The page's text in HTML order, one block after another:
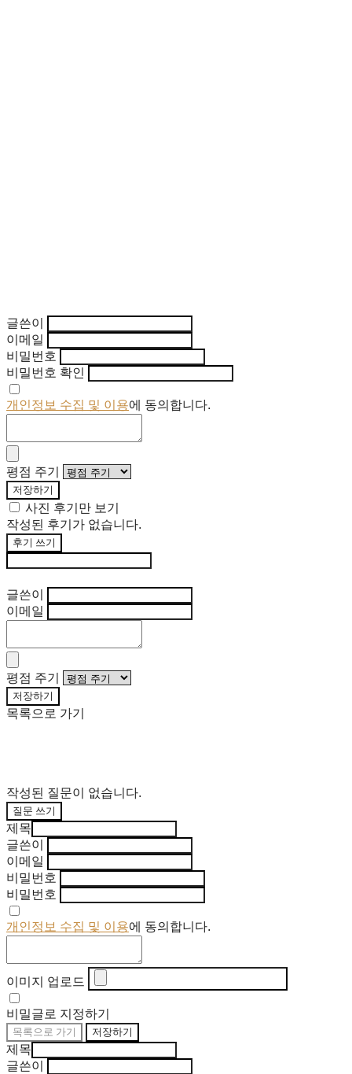
글쓴이
이메일
비밀번호
비밀번호 확인
개인정보 수집 및 이용에 동의합니다.
평점 주기
저장하기
사진 후기만 보기
작성된 후기가 없습니다.
후기 쓰기
글쓴이
이메일
평점 주기
저장하기
목록으로 가기
작성된 질문이 없습니다.
질문 쓰기
제목
글쓴이
이메일
비밀번호
비밀번호
개인정보 수집 및 이용에 동의합니다.
이미지 업로드
비밀글로 지정하기
목록으로 가기 저장하기
제목
글쓴이